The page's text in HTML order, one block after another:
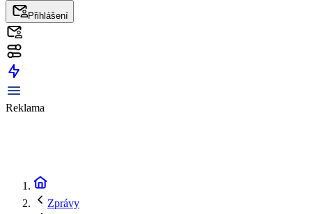
Přihlášení
Reklama
Zprávy